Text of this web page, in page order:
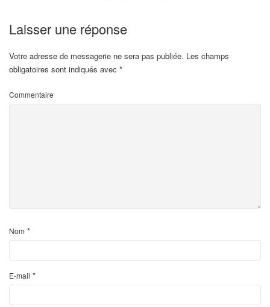
Laisser une réponse
Votre adresse de messagerie ne sera pas publiée. Les champs
obligatoires sont indiqués avec *
Commentaire
Nom *
E-mail *